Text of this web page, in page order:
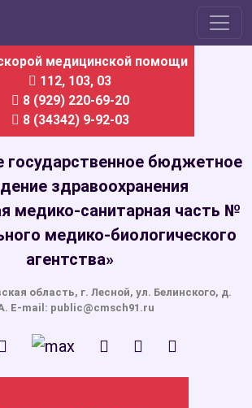
медицинской помощи
112, 103, 03
8 (929) 220-69-20
8 (34342) 9-92-03
государственное бюджетное
здравоохранения
медико-санитарная часть №
медико-биологического
агентства»
область, г. Лесной, ул. Белинского, д.
E-mail: public@cmsch91.ru